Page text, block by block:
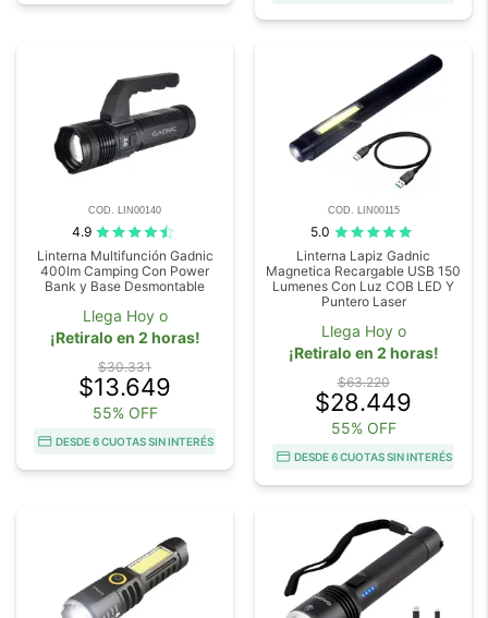
COD. LIN00140
4.9
Linterna Multifunción Gadnic
400lm Camping Con Power
Bank y Base Desmontable
Llega Hoy o
¡Retiralo en 2 horas!
$30.331
$13.649
55% OFF
DESDE 6 CUOTAS SIN INTERÉS
COD. LIN00115
5.0
Linterna Lapiz Gadnic
Magnetica Recargable USB 150
Lumenes Con Luz COB LED Y
Puntero Laser
Llega Hoy o
¡Retiralo en 2 horas!
$63.220
$28.449
55% OFF
DESDE 6 CUOTAS SIN INTERÉS